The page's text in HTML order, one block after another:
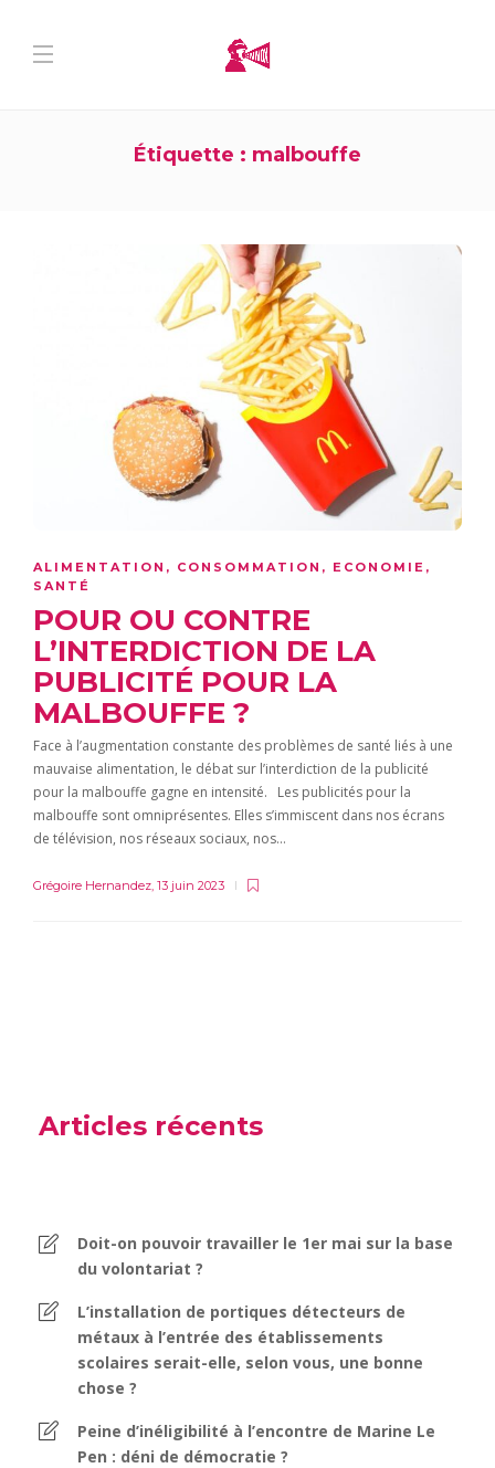
Étiquette : malbouffe
ALIMENTATION , CONSOMMATION , ECONOMIE ,
SANTÉ
POUR OU CONTRE
L’INTERDICTION DE LA
PUBLICITÉ POUR LA
MALBOUFFE ?
Face à l’augmentation constante des problèmes de santé liés à une
mauvaise alimentation, le débat sur l’interdiction de la publicité
pour la malbouffe gagne en intensité. Les publicités pour la
malbouffe sont omniprésentes. Elles s’immiscent dans nos écrans
de télévision, nos réseaux sociaux, nos…
Grégoire Hernandez 13 juin 2023
Articles récents
Doit-on pouvoir travailler le 1er mai sur la base
du volontariat ?
L’installation de portiques détecteurs de
métaux à l’entrée des établissements
scolaires serait-elle, selon vous, une bonne
chose ?
Peine d’inéligibilité à l’encontre de Marine Le
Pen : déni de démocratie ?